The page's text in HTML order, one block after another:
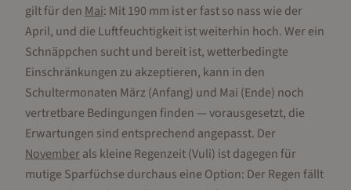
gilt für den Mai: Mit 190 mm ist er fast so nass wie der
April, und die Luftfeuchtigkeit ist weiterhin hoch. Wer ein
Schnäppchen sucht und bereit ist, wetterbedingte
Einschränkungen zu akzeptieren, kann in den
Schultermonaten März (Anfang) und Mai (Ende) noch
vertretbare Bedingungen finden — vorausgesetzt, die
Erwartungen sind entsprechend angepasst. Der
Novemberals kleine Regenzeit (Vuli) ist dagegen für
mutige Sparfüchse durchaus eine Option: Der Regen fällt